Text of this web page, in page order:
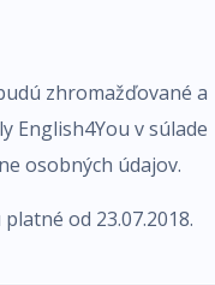
zhromažďované a
English4You v súlade
osobných údajov.
od 23.07.2018.